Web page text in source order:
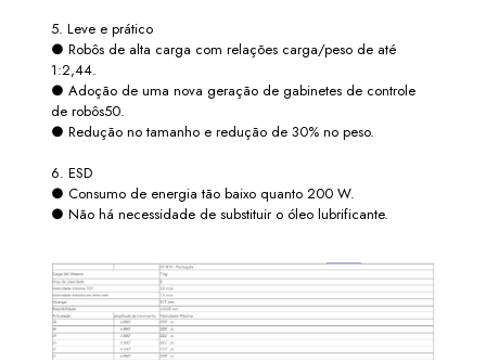
5. Leve e prático
● Robôs de alta carga com relações carga/peso de até
1:2,44.
● Adoção de uma nova geração de gabinetes de controle
de robôs50.
● Redução no tamanho e redução de 30% no peso.
6. ESD
● Consumo de energia tão baixo quanto 200 W.
● Não há necessidade de substituir o óleo lubrificante.